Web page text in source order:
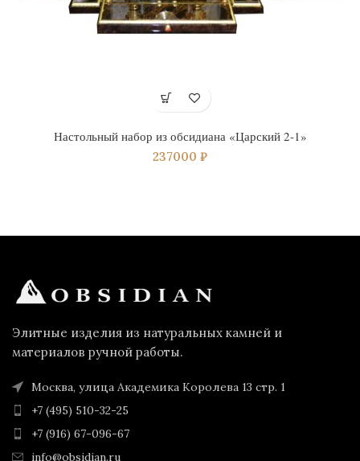
Настольный набор из обсидиана «Царский 2-1»
237000 ₽
Элитные изделия из натуральных камней и
материалов ручной работы.
Москва, улица Академика Королева 13 стр. 1
+7 (495) 510-32-25
+7 (916) 67-096-67
info@obsidian.ru